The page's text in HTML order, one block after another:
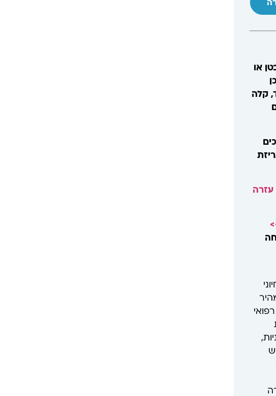
או
קלה